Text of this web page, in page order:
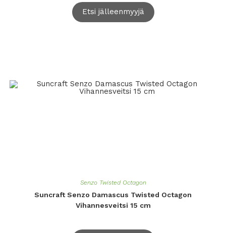
Etsi jälleenmyyjä
Senzo Twisted Octagon
Suncraft Senzo Damascus Twisted Octagon
Vihannesveitsi 15 cm